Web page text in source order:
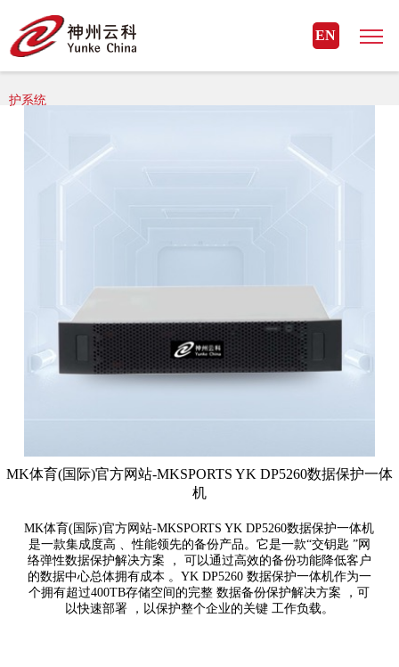
MK体育(国际)官方网站
EN
MK体育(国际)官方网站> MK体育(国际)官方网站-MKSPORTS > 数据保
护系统
MK体育(国际)官方网站-MKSPORTS YK DP5260数据保护一体
机
MK体育(国际)官方网站-MKSPORTS YK DP5260数据保护一体机
是一款集成度高 、性能领先的备份产品。它是一款“交钥匙 ”网
络弹性数据保护解决方案 ， 可以通过高效的备份功能降低客户
的数据中心总体拥有成本 。YK DP5260 数据保护一体机作为一
个拥有超过400TB存储空间的完整 数据备份保护解决方案 ，可
以快速部署 ，以保护整个企业的关键 工作负载。